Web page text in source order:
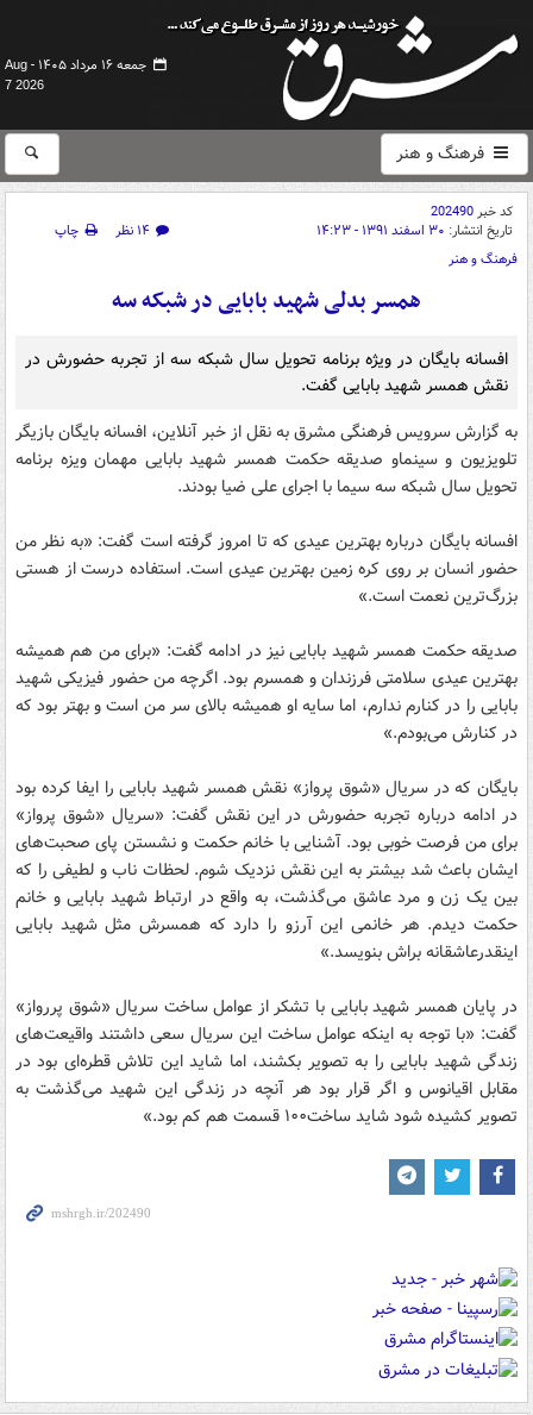
جمعه ۱۶ مرداد ۱۴۰۵ -
Aug
7 2026
فرهنگ و هنر
کد خبر202490
تاریخ انتشار: ۳۰ اسفند ۱۳۹۱ - ۱۴:۲۳ ۱۴ نظر
چاپ
فرهنگ و هنر
همسر بدلی شهید بابایی در شبکه سه
افسانه بایگان در ویژه برنامه تحویل سال شبکه سه از تجربه حضورش در
نقش همسر شهید بابایی گفت.
به گزارش سرویس فرهنگی مشرق به نقل از خبر آنلاین، افسانه بایگان بازیگر
تلویزیون و سینماو صدیقه حکمت همسر شهید بابایی مهمان ویزه برنامه
تحویل سال شبکه سه سیما با اجرای علی ضیا بودند.
افسانه بایگان درباره بهترین عیدی که تا امروز گرفته است گفت: «به نظر من
حضور انسان بر روی کره زمین بهترین عیدی است. استفاده درست از هستی
بزرگ‌ترین نعمت است.»
صدیقه حکمت همسر شهید بابایی نیز در ادامه گفت: «برای من هم همیشه
بهترین عیدی سلامتی فرزندان و همسرم بود. اگرچه من حضور فیزیکی شهید
بابایی را در کنارم ندارم، اما سایه او همیشه بالای سر من است و بهتر بود که
در کنارش می‌بودم.»
بایگان که در سریال «شوق پرواز» نقش همسر شهید بابایی را ایفا کرده بود
در ادامه درباره تجربه حضورش در این نقش گفت: «سریال «شوق پرواز»
برای من فرصت خوبی بود. آشنایی با خانم حکمت و نشستن پای صحبت‌های
ایشان باعث شد بیشتر به این نقش نزدیک شوم. لحظات ناب و لطیفی را که
بین یک زن و مرد عاشق می‌گذشت، به واقع در ارتباط شهید بابایی و خانم
حکمت دیدم. هر خانمی این آرزو را دارد که همسرش مثل شهید بابایی
اینقدرعاشقانه براش بنویسد.»
در پایان همسر شهید بابایی با تشکر از عوامل ساخت سریال «شوق پررواز»
گفت: «با توجه به اینکه عوامل ساخت این سریال سعی داشتند واقیعت‌های
زندگی شهید بابایی را به تصویر بکشند، اما شاید این تلاش قطره‌ای بود در
مقابل اقیانوس و اگر قرار بود هر آنچه در زندگی این شهید می‌گذشت به
تصویر کشیده شود شاید ساخت۱۰۰ قسمت هم کم بود.»